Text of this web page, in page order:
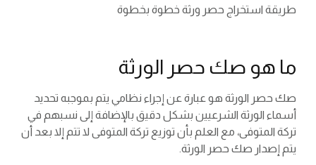
طريقة استخراج حصر ورثة خطوة بخطوة
ما هو صك حصر الورثة
صك حصر الورثة هو عبارة عن إجراء نظامي يتم بموجبه تحديد
أسماء الورثة الشرعيين بشكل دقيق بالإضافة إلى نسبهم في
تركة المتوفى، مع العلم بأن توزيع تركة المتوفى لا تتم إلا بعد أن
يتم إصدار صك حصر الورثة.